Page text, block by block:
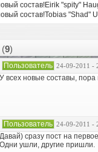
Eirik "spity"
Tobias "Shad"
(9)
Пользователь 24-09-2011 -
У всех новые составы,
Пользователь 24-09-2011 -
Давай) сразу пост на
Одни ушли, другие пришли.